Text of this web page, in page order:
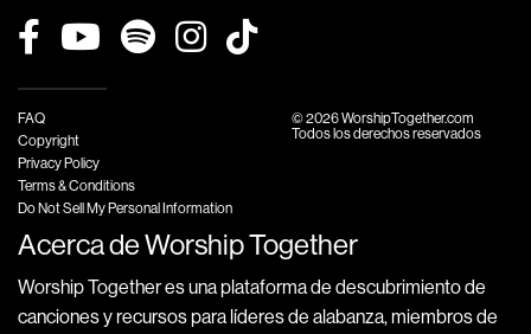
FAQ
Copyright
Privacy Policy
Terms & Conditions
Do Not Sell My Personal Information
© 2026 WorshipTogether.com
Todos los derechos reservados
Acerca de Worship Together
Worship Together es una plataforma de descubrimiento de
canciones y recursos para líderes de alabanza, miembros de